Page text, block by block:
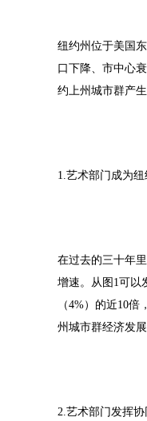
纽约州位于美国
口下降、市中心
约上州城市群产
1.艺术部门成为
在过去的三十年
增速。从图1可以
（4%）的近10
州城市群经济发
2.艺术部门发挥